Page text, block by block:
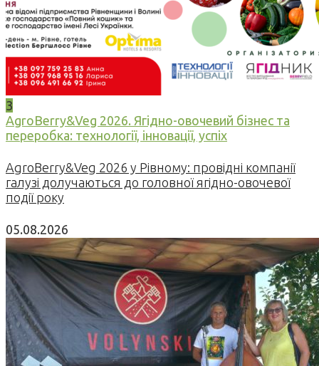
3
AgroBerry&Veg 2026. Ягідно-овочевий бізнес та
переробка: технології, інновації, успіх
AgroBerry&Veg 2026 у Рівному: провідні компанії
галузі долучаються до головної ягідно-овочевої
події року
05.08.2026